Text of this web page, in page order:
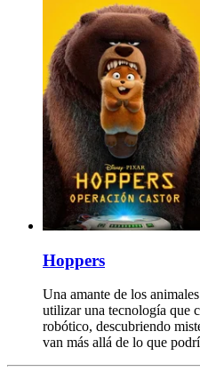
Hoppers
Una amante de los
utilizar una tecnología que
robótico, descubriendo
van más allá de lo que